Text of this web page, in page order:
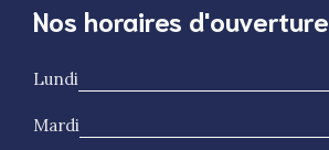
Nos horaires d'ouverture
Lundi
Mardi